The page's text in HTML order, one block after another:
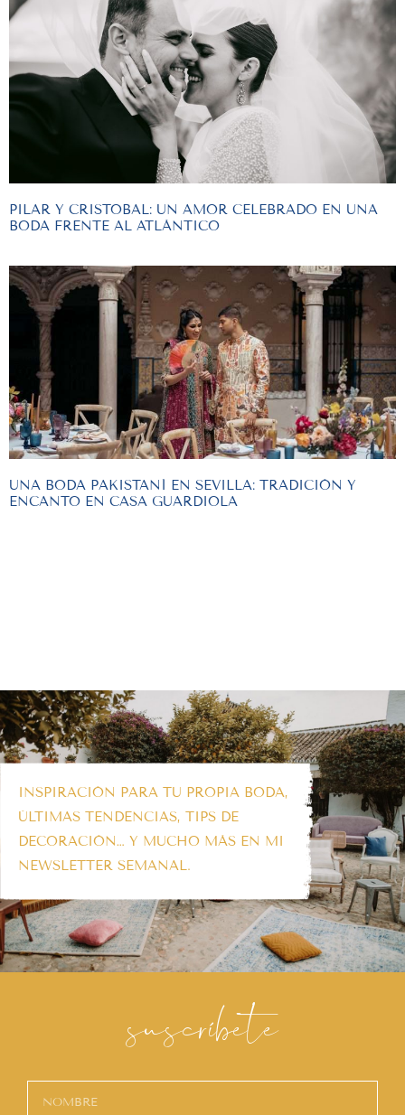
PILAR Y CRISTOBAL: UN AMOR CELEBRADO EN UNA
BODA FRENTE AL ATLÁNTICO
UNA BODA PAKISTANÍ EN SEVILLA: TRADICIÓN Y
ENCANTO EN CASA GUARDIOLA
INSPIRACIÓN PARA TU PROPIA BODA,
ÚLTIMAS TENDENCIAS, TIPS DE
DECORACIÓN… Y MUCHO MÁS EN MI
NEWSLETTER SEMANAL.
suscríbete